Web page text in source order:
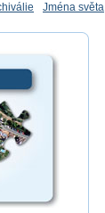
Jména světa